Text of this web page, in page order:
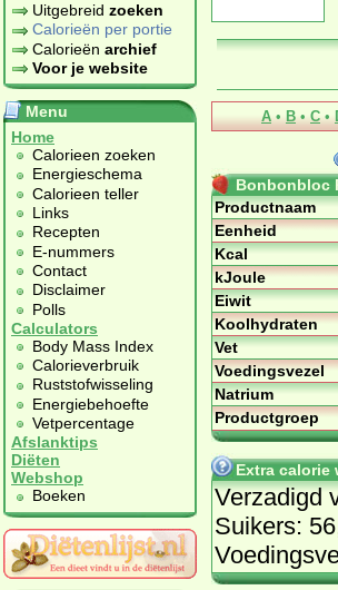
Uitgebreid zoeken
Calorieën per portie
Calorieën archief
Voor je website
Menu
Home
Calorieen zoeken
Energieschema
Calorieen teller
Links
Recepten
E-nummers
Contact
Disclaimer
Polls
Calculators
Body Mass Index
Calorieverbruik
Ruststofwisseling
Energiebehoefte
Vetpercentage
Afslanktips
Diëten
Webshop
Boeken
A • B • C •
Bonbonbloc
Productnaam
Eenheid
Kcal
kJoule
Eiwit
Koolhydraten
Vet
Voedingsvezel
Natrium
Productgroep
Extra calorie
Verzadigd
Suikers: